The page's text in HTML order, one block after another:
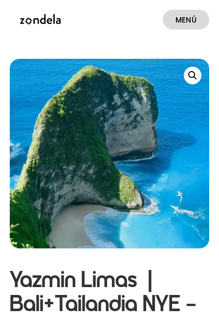
MENÚ
Yazmin Limas |
Bali+Tailandia NYE –